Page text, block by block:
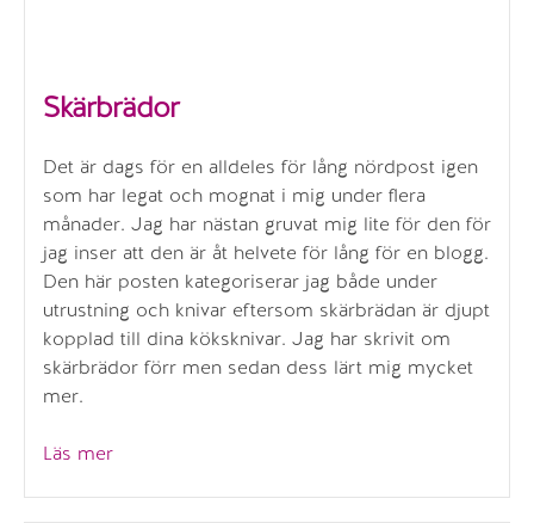
Skärbrädor
Det är dags för en alldeles för lång nördpost igen
som har legat och mognat i mig under flera
månader. Jag har nästan gruvat mig lite för den för
jag inser att den är åt helvete för lång för en blogg.
Den här posten kategoriserar jag både under
utrustning och knivar eftersom skärbrädan är djupt
kopplad till dina köksknivar. Jag har skrivit om
skärbrädor förr men sedan dess lärt mig mycket
mer.
Läs mer”Skärbrädor”